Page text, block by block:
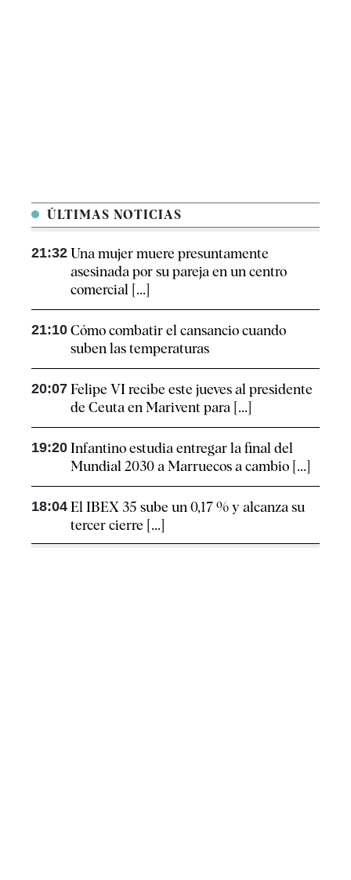
ÚLTIMAS NOTICIAS
21:32 Una mujer muere presuntamente
asesinada por su pareja en un centro
comercial [...]
21:10 Cómo combatir el cansancio​ cuando
suben las temperaturas
20:07 Felipe VI recibe este jueves al presidente
de Ceuta en Marivent para [...]
19:20 Infantino estudia entregar la final del
Mundial 2030 a Marruecos a cambio [...]
18:04 El IBEX 35 sube un 0,17 % y alcanza su
tercer cierre [...]